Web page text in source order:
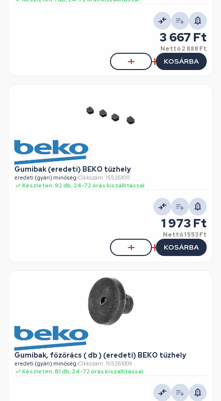
3 667 Ft
Nettó2 888 Ft
KOSÁRBA
Gumibak (eredeti) BEKO tűzhely
eredeti (gyári) minőség•Cikkszám: 155261011
Készleten: 92 db, 24-72 órás kiszállítással
1 973 Ft
Nettó1 553 Ft
KOSÁRBA
Gumibak, főzőrács ( db ) (eredeti) BEKO tűzhely
eredeti (gyári) minőség•Cikkszám: 155261009
Készleten: 81 db, 24-72 órás kiszállítással